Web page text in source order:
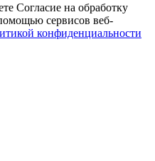
Согласие на обработку
сервисов веб-
конфиденциальности